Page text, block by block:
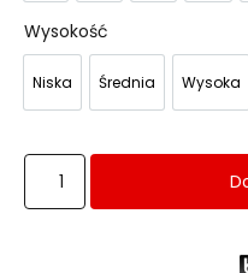
Wysokość
Niska Średnia Wysoka